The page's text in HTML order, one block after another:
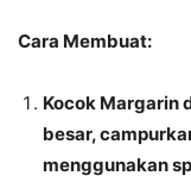
Cara Membuat:
Kocok Margarin
besar,
menggunakan